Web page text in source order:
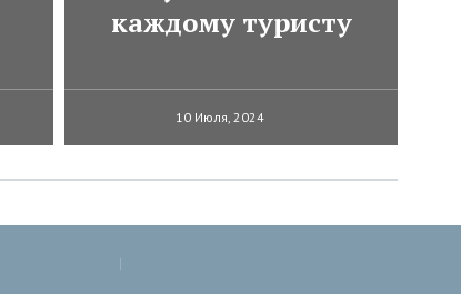
каждому туристу
10 Июля, 2024